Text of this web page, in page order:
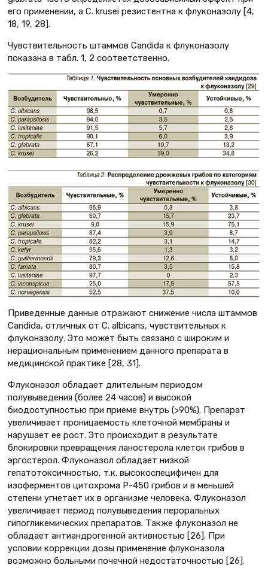
его применении, а C. krusei резистентна к флуконазолу [4,
18, 19, 28].
Чувствительность штаммов Candida к флуконазолу
показана в табл. 1, 2 соответственно.
Приведенные данные отражают снижение числа штаммов
Candida, отличных от С. albicans, чувствительных к
флуконазолу. Это может быть связано с широким и
нерациональным применением данного препарата в
медицинской практике [28, 31].
Флуконазол обладает длительным периодом
полувыведения (более 24 часов) и высокой
биодоступностью при приеме внутрь (>90%). Препарат
увеличивает проницаемость клеточной мембраны и
нарушает ее рост. Это происходит в результате
блокировки превращения ланостерола клеток грибов в
эргостерол. Флуконазол обладает низкой
гепатотоксичностью, т.к. высокоспецифичен для
изоферментов цитохрома P-450 грибов и в меньшей
степени угнетает их в организме человека. Флуконазол
увеличивает период полувыведения пероральных
гипогликемических препаратов. Также флуконазол не
обладает антиандрогенной активностью [26]. При
условии коррекции дозы применение флуконазола
возможно больными почечной недостаточностью [26].